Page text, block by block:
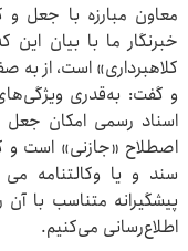
معاون مبارزه با جعل و
کلاهبرداری» است، از به
و گفت: به‌قدری
اسناد رسمی امکان جعل
اصطلاح «جازنی» است
سند و یا وکالتنامه
پیشگیرانه متناسب با
اطلاع‌رسانی می‌کنیم.